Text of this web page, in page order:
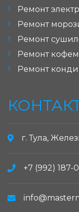
Ремонт
Ремонт
Ремонт
Ремонт
Ремонт
г. Тула,
+7 (992) 187-